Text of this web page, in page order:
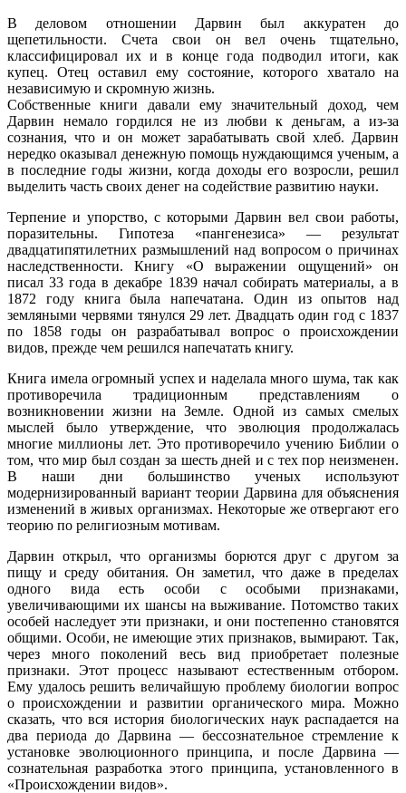
В деловом отношении Дарвин был аккуратен до
щепетильности. Счета свои он вел очень тщательно,
классифицировал их и в конце года подводил итоги, как
купец. Отец оставил ему состояние, которого хватало на
независимую и скромную жизнь.
Собственные книги давали ему значительный доход, чем
Дарвин немало гордился не из любви к деньгам, а из-за
сознания, что и он может зарабатывать свой хлеб. Дарвин
нередко оказывал денежную помощь нуждающимся ученым, а
в последние годы жизни, когда доходы его возросли, решил
выделить часть своих денег на содействие развитию науки.
Терпение и упорство, с которыми Дарвин вел свои работы,
поразительны. Гипотеза «пангенезиса» — результат
двадцатипятилетних размышлений над вопросом о причинах
наследственности. Книгу «О выражении ощущений» он
писал 33 года в декабре 1839 начал собирать материалы, а в
1872 году книга была напечатана. Один из опытов над
земляными червями тянулся 29 лет. Двадцать один год с 1837
по 1858 годы он разрабатывал вопрос о происхождении
видов, прежде чем решился напечатать книгу.
Книга имела огромный успех и наделала много шума, так как
противоречила традиционным представлениям о
возникновении жизни на Земле. Одной из самых смелых
мыслей было утверждение, что эволюция продолжалась
многие миллионы лет. Это противоречило учению Библии о
том, что мир был создан за шесть дней и с тех пор неизменен.
В наши дни большинство ученых используют
модернизированный вариант теории Дарвина для объяснения
изменений в живых организмах. Некоторые же отвергают его
теорию по религиозным мотивам.
Дарвин открыл, что организмы борются друг с другом за
пищу и среду обитания. Он заметил, что даже в пределах
одного вида есть особи с особыми признаками,
увеличивающими их шансы на выживание. Потомство таких
особей наследует эти признаки, и они постепенно становятся
общими. Особи, не имеющие этих признаков, вымирают. Так,
через много поколений весь вид приобретает полезные
признаки. Этот процесс называют естественным отбором.
Ему удалось решить величайшую проблему биологии вопрос
о происхождении и развитии органического мира. Можно
сказать, что вся история биологических наук распадается на
два периода до Дарвина — бессознательное стремление к
установке эволюционного принципа, и после Дарвина —
сознательная разработка этого принципа, установленного в
«Происхождении видов».